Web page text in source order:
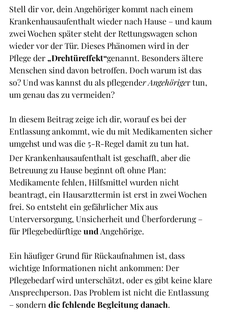
Stell dir vor, dein Angehöriger kommt nach einem
Krankenhausaufenthalt wieder nach Hause – und kaum
zwei Wochen später steht der Rettungswagen schon
wieder vor der Tür. Dieses Phänomen wird in der
Pflege der „Drehtüreffekt“genannt. Besonders ältere
Menschen sind davon betroffen. Doch warum ist das
so? Und was kannst du als pflegender Angehöriger tun,
um genau das zu vermeiden?
In diesem Beitrag zeige ich dir, worauf es bei der
Entlassung ankommt, wie du mit Medikamenten sicher
umgehst und was die 5-R-Regel damit zu tun hat.
Der Krankenhausaufenthalt ist geschafft, aber die
Betreuung zu Hause beginnt oft ohne Plan:
Medikamente fehlen, Hilfsmittel wurden nicht
beantragt, ein Hausarzttermin ist erst in zwei Wochen
frei. So entsteht ein gefährlicher Mix aus
Unterversorgung, Unsicherheit und Überforderung –
für Pflegebedürftige und Angehörige.
Ein häufiger Grund für Rückaufnahmen ist, dass
wichtige Informationen nicht ankommen: Der
Pflegebedarf wird unterschätzt, oder es gibt keine klare
Ansprechperson. Das Problem ist nicht die Entlassung
– sondern die fehlende Begleitung danach.